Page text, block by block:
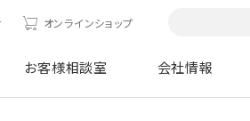
オンラインショップ
お客様相談室 会社情報